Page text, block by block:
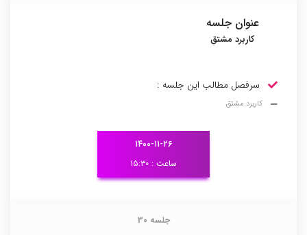
عنوان جلسه
کاربرد مشتق
سرفصل مطالب این جلسه :
کاربرد مشتق
۱۴۰۰-۱۱-۲۶
ساعت : ۱۵:۳۰
جلسه 30جلسه 30